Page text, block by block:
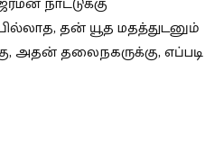
தன் யூத மதத்துடனும்
அதன் தலைநகருக்கு, எப்படி